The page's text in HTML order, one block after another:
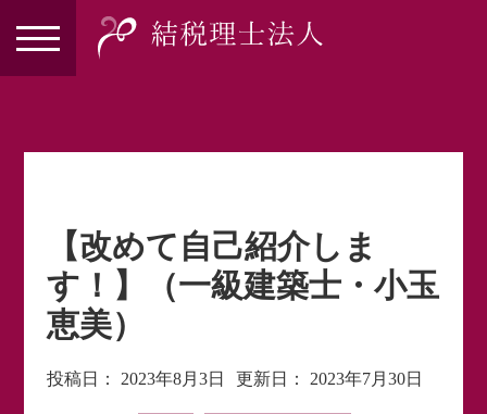
【改めて自己紹介しま
す！】（一級建築士・小玉
恵美）
投稿日： 2023年8月3日 更新日： 2023年7月30日